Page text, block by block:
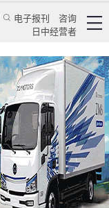
电子报刊
咨询
日中经营者